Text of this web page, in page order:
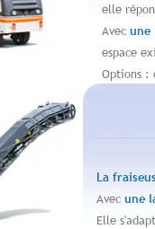
elle
Avec une
espace
Options :
La
Avec une
Elle